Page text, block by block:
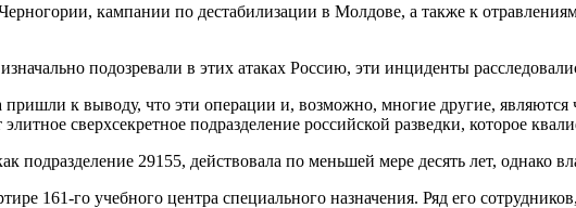
кампании по дестабилизации в Молдове, а также к
подозревали в этих атаках Россию, эти инциденты
пришли к выводу, что эти операции и, возможно, многие другие,
сверхсекретное подразделение российской разведки, которое
подразделение 29155, действовала по меньшей мере десять лет, однако
161-го учебного центра специального назначения. Ряд его